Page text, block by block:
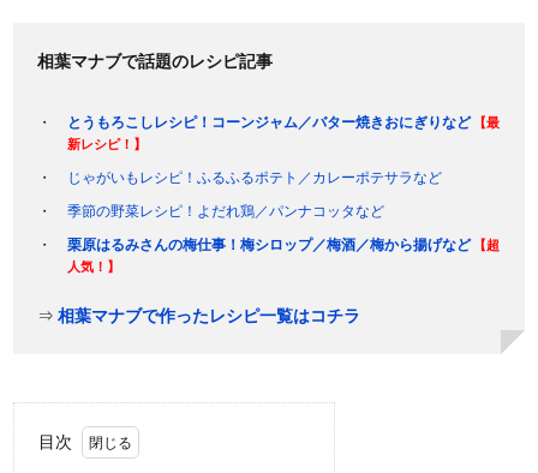
相葉マナブで話題のレシピ記事
とうもろこしレシピ！コーンジャム／バター焼きおにぎりなど
【最
新レシピ！】
じゃがいもレシピ！ふるふるポテト／カレーポテサラなど
季節の野菜レシピ！よだれ鶏／パンナコッタなど
栗原はるみさんの梅仕事！梅シロップ／梅酒／梅から揚げなど
【超
人気！】
⇒相葉マナブで作ったレシピ一覧はコチラ
目次